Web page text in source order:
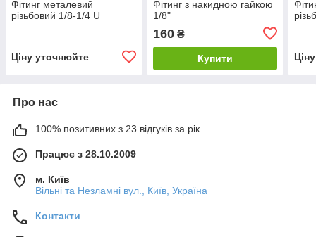
Фітинг металевий
різьбовий 1/8-1/4 U
Ціну уточнюйте
Фітинг з накидною гайкою
1/8"
160₴
Купити
Про нас
100% позитивних з 23 відгуків за рік
Працює з 28.10.2009
м. Київ
Вільні та Незламні вул., Київ, Україна
Контакти